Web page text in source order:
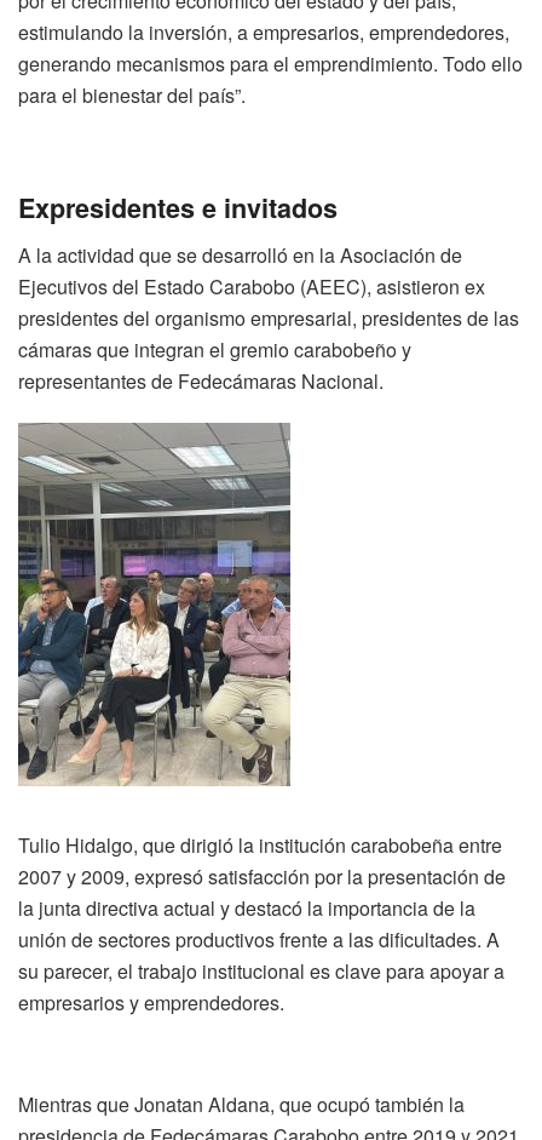
estimulando la inversión, a empresarios, emprendedores,
generando mecanismos para el emprendimiento. Todo ello
para el bienestar del país”.
Expresidentes e invitados
A la actividad que se desarrolló en la Asociación de
Ejecutivos del Estado Carabobo (AEEC), asistieron ex
presidentes del organismo empresarial, presidentes de las
cámaras que integran el gremio carabobeño y
representantes de Fedecámaras Nacional.
Tulio Hidalgo, que dirigió la institución carabobeña entre
2007 y 2009, expresó satisfacción por la presentación de
la junta directiva actual y destacó la importancia de la
unión de sectores productivos frente a las dificultades. A
su parecer, el trabajo institucional es clave para apoyar a
empresarios y emprendedores.
Mientras que Jonatan Aldana, que ocupó también la